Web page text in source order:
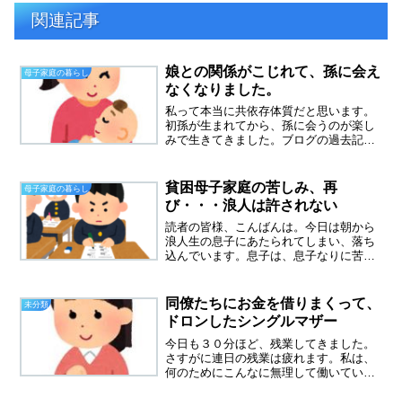
関連記事
母子家庭の暮らし
娘との関係がこじれて、孫に会え
なくなりました。
私って本当に共依存体質だと思います。
初孫が生まれてから、孫に会うのが楽し
みで生きてきました。ブログの過去記事
さんさせてしまいました。その償いも含
めて、孫の世話に通ってい...
母子家庭の暮らし
貧困母子家庭の苦しみ、再
び・・・浪人は許されない
読者の皆様、こんばんは。今日は朝から
浪人生の息子にあたられてしまい、落ち
込んでいます。息子は、息子なりに苦し
こそ浪人は許されないし、目指すのは国
公立大学のみ。それはそれ...
未分類
同僚たちにお金を借りまくって、
ドロンしたシングルマザー
今日も３０分ほど、残業してきました。
さすがに連日の残業は疲れます。私は、
何のためにこんなに無理して働いている